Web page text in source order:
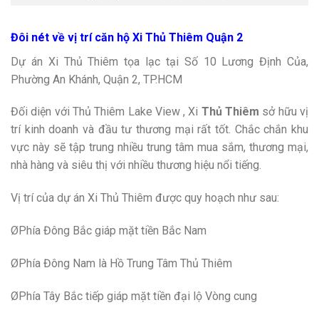
Đôi nét về vị trí căn hộ Xi Thủ Thiêm Quận 2
Dự án Xi Thủ Thiêm tọa lạc tại Số 10 Lương Định Của,
Phường An Khánh, Quận 2, TP.HCM
Đối diện với Thủ Thiêm Lake View , Xi Thủ Thiêm sở hữu vị
trí kinh doanh và đầu tư thương mại rất tốt. Chắc chắn khu
vực này sẽ tập trung nhiều trung tâm mua sắm, thương mại,
nhà hàng và siêu thị với nhiều thương hiệu nổi tiếng.
Vị trí của dự án Xi Thủ Thiêm được quy hoạch như sau:
ØPhía Đông Bắc giáp mặt tiền Bắc Nam
ØPhía Đông Nam là Hồ Trung Tâm Thủ Thiêm
ØPhía Tây Bắc tiếp giáp mặt tiền đại lộ Vòng cung